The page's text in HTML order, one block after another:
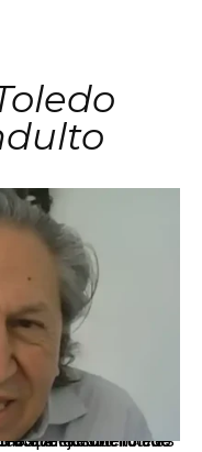
de Gracias Presidenciales conforme al procedimiento establecido.